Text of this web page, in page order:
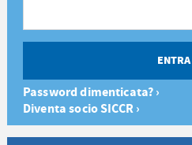
Password dimenticata? ›
Diventa socio SICCR ›